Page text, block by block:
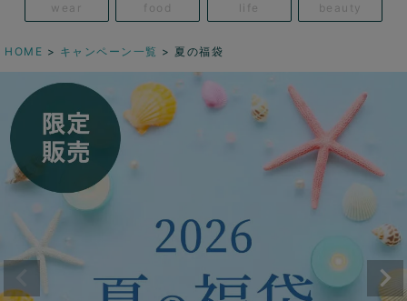
wear food life beauty
HOME キャンペーン一覧 夏の福袋